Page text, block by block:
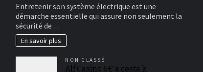
bien
entretenir
Entretenir son système électrique est une
démarche essentielle qui assure non seulement la
sécurité de…
En savoir plus
NON CLASSÉ
Alf Casino 6€ a cesta k